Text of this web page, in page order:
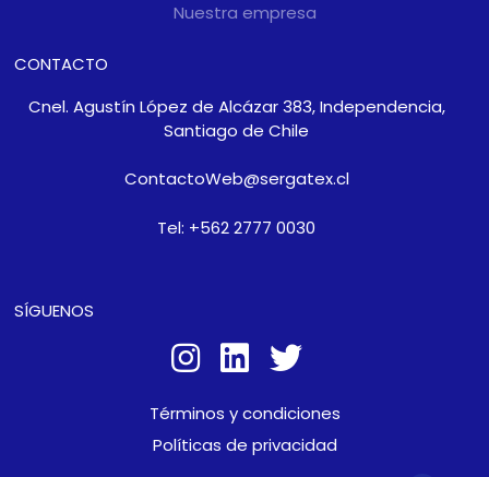
Nuestra empresa
CONTACTO
Cnel. Agustín López de Alcázar 383, Independencia,
Santiago de Chile
ContactoWeb@sergatex.cl
Tel: +562 2777 0030
SÍGUENOS
Términos y condiciones
Políticas de privacidad